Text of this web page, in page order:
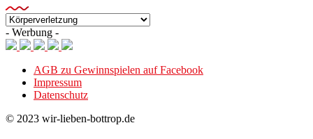
Kategorien
- Werbung -
AGB zu Gewinnspielen auf Facebook
Impressum
Datenschutz
© 2023 wir-lieben-bottrop.de